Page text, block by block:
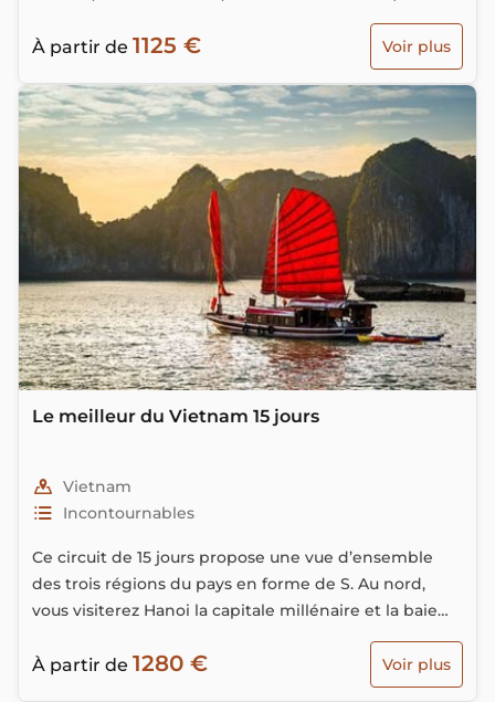
terminera au sud avec le delta du Mékong et Ho Chi
Minh-ville, antérieurement appelée Saigon.
À partir de 1125 € Voir plus
Le meilleur du Vietnam 15 jours
Vietnam
Incontournables
Ce circuit de 15 jours propose une vue d’ensemble
des trois régions du pays en forme de S. Au nord,
vous visiterez Hanoi la capitale millénaire et la baie
d’Halong maritime et terrestre, et ferez aussi une
excursion dans les splendides montagnes de Sapa.
Au centre, vous explorerez l’ancienne cité impériale
À partir de 1280 € Voir plus